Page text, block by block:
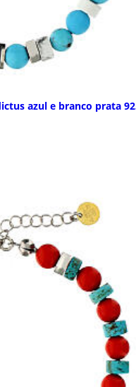
azul e branco prata